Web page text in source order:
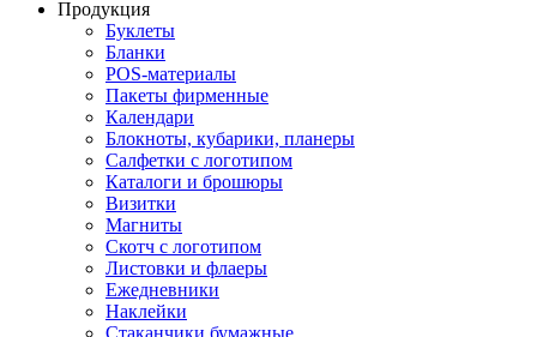
Продукция
Буклеты
Бланки
POS-материалы
Пакеты фирменные
Календари
Блокноты, кубарики, планеры
Салфетки с логотипом
Каталоги и брошюры
Визитки
Магниты
Скотч с логотипом
Листовки и флаеры
Ежедневники
Наклейки
Стаканчики бумажные